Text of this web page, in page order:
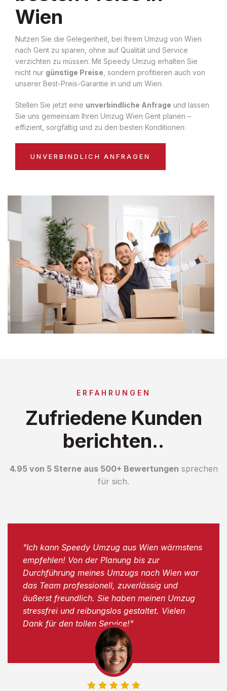
Wien
Nutzen Sie die Gelegenheit, bei Ihrem Umzug von Wien
nach Gent zu sparen, ohne auf Qualität und Service
verzichten zu müssen. Mit Speedy Umzug erhalten Sie
nicht nur günstige Preise , sondern profitieren auch von
unserer Best-Preis-Garantie in und um Wien.
Stellen Sie jetzt eine unverbindliche Anfrage und lassen
Sie uns gemeinsam Ihren Umzug Wien Gent planen –
effizient, sorgfältig und zu den besten Konditionen:
UNVERBINDLICH ANFRAGEN
ERFAHRUNGEN
Zufriedene Kunden
berichten..
4.95 von 5 Sterne aus 500+ Bewertungen sprechen
für sich.
"Ich kann Speedy Umzug aus Wien wärmstens
empfehlen! Von der Planung bis zur
Durchführung meines Umzugs nach Wien war
das Team professionell, zuverlässig und
äußerst freundlich. Sie haben meinen Umzug
stressfrei und reibungslos gestaltet. Vielen
Dank für den tollen Service!"